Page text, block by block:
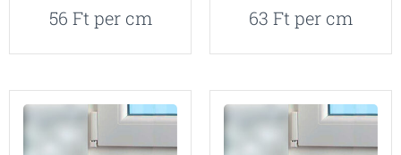
56 Ft per cm 63 Ft per cm